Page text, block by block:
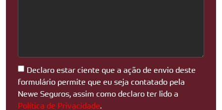
Declaro estar ciente que a ação de envio deste
formulário permite que eu seja contatado pela
Newe Seguros, assim como declaro ter lido a
Política de Privacidade.